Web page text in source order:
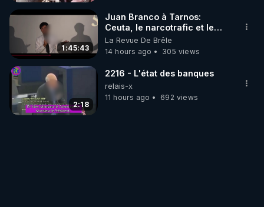
1:45:43
Juan Branco à Tarnos:
Ceuta, le narcotrafic et le
pouvoir en France
La Revue De Brêle
14 hours ago
305 views
2:18
2216 - L'état des banques
relais-x
11 hours ago
692 views